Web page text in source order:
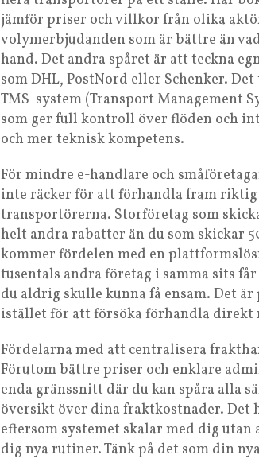
jämför priser och villkor från olika
volymerbjudanden som är bättre än
hand. Det andra spåret är att teckna
som DHL, PostNord eller Schenker.
TMS-system (Transport Management
som ger full kontroll över flöden och
och mer teknisk kompetens.
För mindre e-handlare och
inte räcker för att förhandla fram
transportörerna. Storföretag som
helt andra rabatter än du som skickar
kommer fördelen med en
tusentals andra företag i samma sits
du aldrig skulle kunna få ensam. Det
istället för att försöka förhandla
Fördelarna med att centralisera
Förutom bättre priser och enklare
enda gränssnitt där du kan spåra alla
översikt över dina fraktkostnader. Det
eftersom systemet skalar med dig
dig nya rutiner. Tänk på det som din